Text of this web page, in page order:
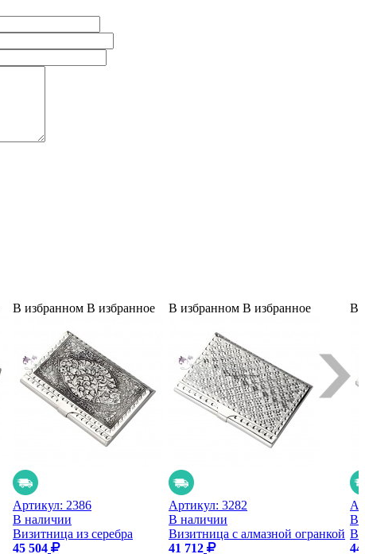
В избранном В избранное
Артикул: 2386
В наличии
Визитница из серебра
45 504
В избранном В избранное
Артикул: 3282
В наличии
Визитница с алмазной огранкой
41 712
В
В
44